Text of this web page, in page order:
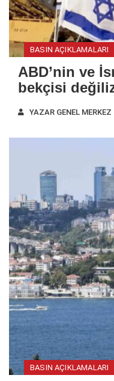
BASIN AÇIKLAMALARI
ABD’nin ve
bekçisi
YAZAR GENEL MERKEZ
BASIN AÇIKLAMALARI